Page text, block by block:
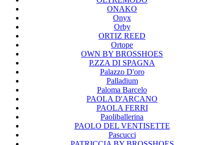
ONAKO
Onyx
Orby
ORTIZ REED
Ortope
OWN BY BROSSHOES
P.ZZA DI SPAGNA
Palazzo D'oro
Palladium
Paloma Barcelo
PAOLA D'ARCANO
PAOLA FERRI
Paoliballerina
PAOLO DEL VENTISETTE
Pascucci